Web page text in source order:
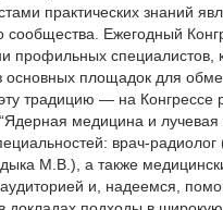
практических знаний
сообщества. Ежегодный
специалистов,
основных площадок для
традицию — на Конгрессе
медицина и лучевая
врач-
М.В.), а также
и, надеемся,